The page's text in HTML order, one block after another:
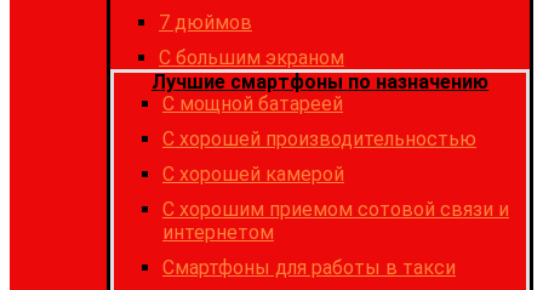
7 дюймов
С большим экраном
Лучшие смартфоны по назначению
C мощной батареей
C хорошей производительностью
C хорошей камерой
С хорошим приемом сотовой связи и
интернетом
Cмартфоны для работы в такси